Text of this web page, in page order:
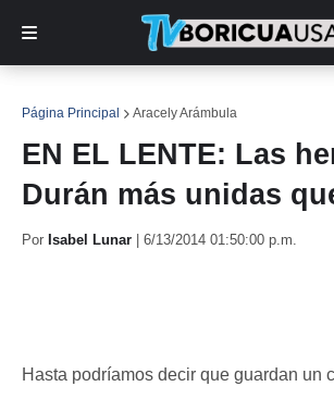
Página Principal Aracely Arámbula
EN EL LENTE: Las
Durán más unidas
Por Isabel Lunar 6/13/2014 01:50:00 p.m.
Hasta podríamos decir que guardan un